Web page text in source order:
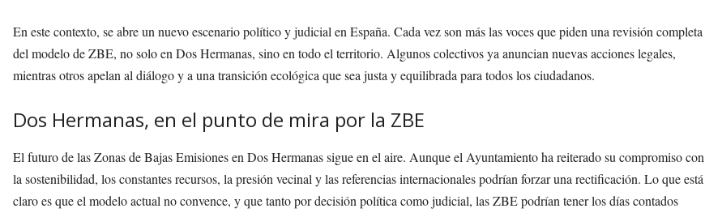
En este contexto, se abre un nuevo escenario político y judicial en España. Cada vez son más las voces que piden una revisión completa
del modelo de ZBE, no solo en Dos Hermanas, sino en todo el territorio. Algunos colectivos ya anuncian nuevas acciones legales,
mientras otros apelan al diálogo y a una transición ecológica que sea justa y equilibrada para todos los ciudadanos.
Dos Hermanas, en el punto de mira por la ZBE
El futuro de las Zonas de Bajas Emisiones en Dos Hermanas sigue en el aire. Aunque el Ayuntamiento ha reiterado su compromiso con
la sostenibilidad, los constantes recursos, la presión vecinal y las referencias internacionales podrían forzar una rectificación. Lo que está
claro es que el modelo actual no convence, y que tanto por decisión política como judicial, las ZBE podrían tener los días contados